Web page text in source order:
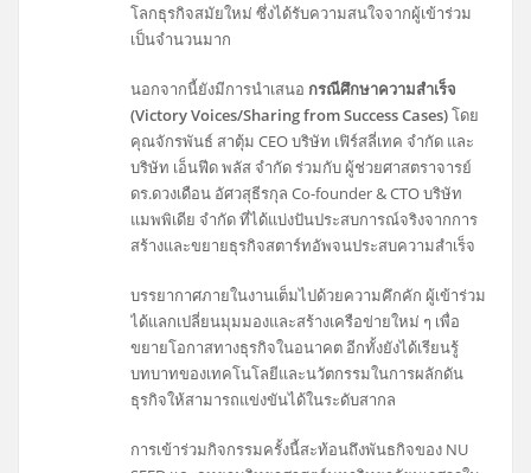
โลกธุรกิจสมัยใหม่ ซึ่งได้รับความสนใจจากผู้เข้าร่วม
เป็นจำนวนมาก
นอกจากนี้ยังมีการนำเสนอ กรณีศึกษาความสำเร็จ
(Victory Voices/Sharing from Success Cases)โดย
คุณจักรพันธ์ สาตุ้ม CEO บริษัท เฟิร์สลี่เทค จำกัด และ
บริษัท เอ็นฟีด พลัส จำกัด ร่วมกับ ผู้ช่วยศาสตราจารย์
ดร.ดวงเดือน อัศวสุธีรกุล Co-founder & CTO บริษัท
แมพพิเดีย จำกัด ที่ได้แบ่งปันประสบการณ์จริงจากการ
สร้างและขยายธุรกิจสตาร์ทอัพจนประสบความสำเร็จ
บรรยากาศภายในงานเต็มไปด้วยความคึกคัก ผู้เข้าร่วม
ได้แลกเปลี่ยนมุมมองและสร้างเครือข่ายใหม่ ๆ เพื่อ
ขยายโอกาสทางธุรกิจในอนาคต อีกทั้งยังได้เรียนรู้
บทบาทของเทคโนโลยีและนวัตกรรมในการผลักดัน
ธุรกิจให้สามารถแข่งขันได้ในระดับสากล
การเข้าร่วมกิจกรรมครั้งนี้สะท้อนถึงพันธกิจของ NU